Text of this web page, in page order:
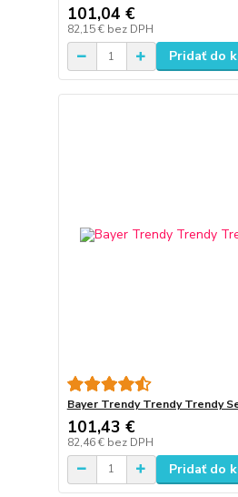
101,04 €
82,15 € bez DPH
Pridať do
Bayer Trendy Trendy Trendy
101,43 €
82,46 € bez DPH
Pridať do